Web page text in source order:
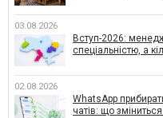
03.08.2026
Вступ-2026:
спеціальністю, а
02.08.2026
WhatsApp
чатів: що